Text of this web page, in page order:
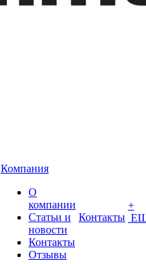
Компания
О
компании
Статьи и
новости
Контакты
Отзывы
Контакты
+